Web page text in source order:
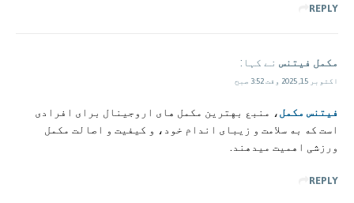
REPLY
مکمل فیتنس نے کہا:
اکتوبر 15, 2025 وقت 3:52 صبح
فیتنس مکمل، منبع بهترین مکمل های اروجینال برای افرادی
است که به سلامت و زیبای اندام خود، و کیفیت و اصالت مکمل
ورزشی اهمیت میدهند.
REPLY